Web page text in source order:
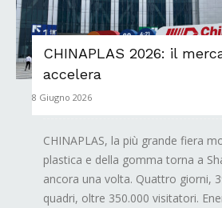
CHINAPLAS 2026: il
accelera
8 Giugno 2026
CHINAPLAS, la più grande fiera
plastica e della gomma torna a
ancora una volta. Quattro giorni,
quadri, oltre 350.000 visitatori.